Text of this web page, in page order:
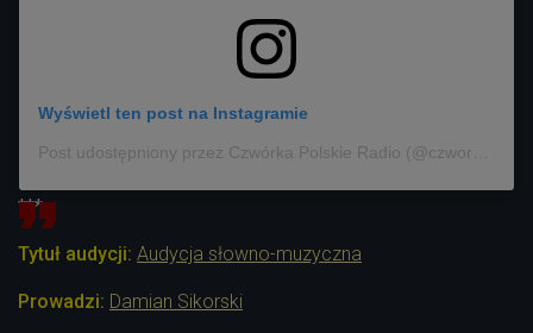
Wyświetl ten post na Instagramie
***
Tytuł audycji: Audycja słowno-muzyczna
Prowadzi: Damian Sikorski